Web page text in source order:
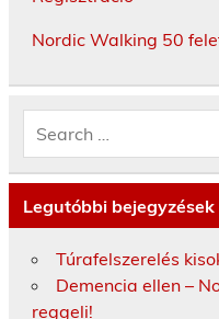
Nordic Walking 50
Legutóbbi bejegyzések
Túrafelszerelés
Demencia ellen –
reggeli!